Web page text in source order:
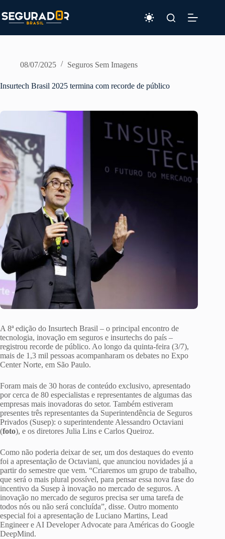
para
o
08/07/2025 Seguros Sem Imagens
Insurtech Brasil 2025 termina com recorde de público
A 8ª edição do Insurtech Brasil – o principal encontro de
tecnologia, inovação em seguros e insurtechs do país –
registrou recorde de público. Ao longo da quinta-feira (3/7),
mais de 1,3 mil pessoas acompanharam os debates no Expo
Center Norte, em São Paulo.
Foram mais de 30 horas de conteúdo exclusivo, apresentado
por cerca de 80 especialistas e representantes de algumas das
empresas mais inovadoras do setor. Também estiveram
presentes três representantes da Superintendência de Seguros
Privados (Susep): o superintendente Alessandro Octaviani
(foto), e os diretores Julia Lins e Carlos Queiroz.
Como não poderia deixar de ser, um dos destaques do evento
foi a apresentação de Octaviani, que anunciou novidades já a
partir do semestre que vem. “Criaremos um grupo de trabalho,
que será o mais plural possível, para pensar essa nova fase do
incentivo da Susep à inovação no mercado de seguros. A
inovação no mercado de seguros precisa ser uma tarefa de
todos nós ou não será concluída”, disse. Outro momento
especial foi a apresentação de Luciano Martins, Lead
Engineer e AI Developer Advocate para Américas do Google
DeepMind.